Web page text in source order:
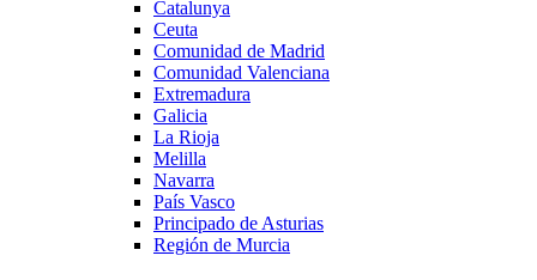
Catalunya
Ceuta
Comunidad de Madrid
Comunidad Valenciana
Extremadura
Galicia
La Rioja
Melilla
Navarra
País Vasco
Principado de Asturias
Región de Murcia